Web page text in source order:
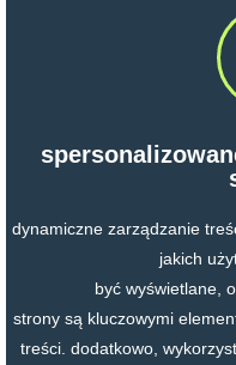
dynamiczne zarządzanie
jakich
być wyświetlane,
strony są kluczowymi
treści. dodatkowo,